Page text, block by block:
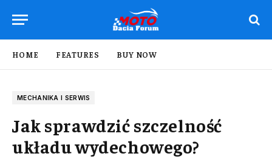
HOME FEATURES BUY NOW
MECHANIKA I SERWIS
Jak sprawdzić szczelność
układu wydechowego?